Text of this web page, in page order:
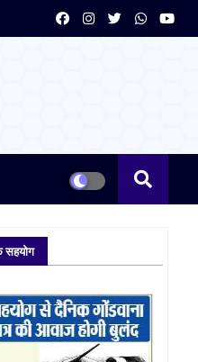
सहयोग